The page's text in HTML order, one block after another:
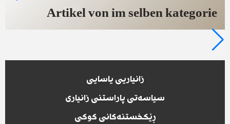
mir
Artikel von im selben kategorie
زانیاریی یاسایی
سیاسەتی پاراستنی زانیاری
ڕێکخستنەکانی کوکی